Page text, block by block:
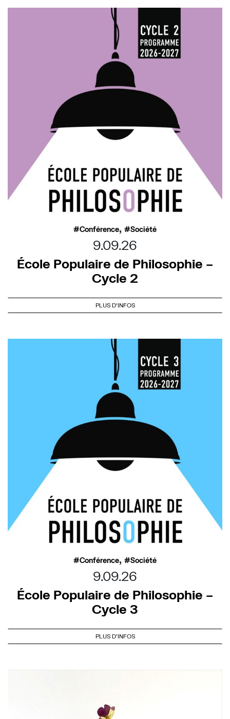
Conférence, Société
9.09.26
École Populaire de Philosophie –
Cycle 2
PLUS D'INFOS
Conférence, Société
9.09.26
École Populaire de Philosophie –
Cycle 3
PLUS D'INFOS